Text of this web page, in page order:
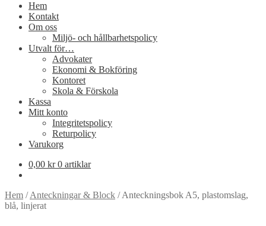
Hem
Kontakt
Om oss
Miljö- och hållbarhetspolicy
Utvalt för…
Advokater
Ekonomi & Bokföring
Kontoret
Skola & Förskola
Kassa
Mitt konto
Integritetspolicy
Returpolicy
Varukorg
0,00 kr 0 artiklar
Hem /Anteckningar & Block /Anteckningsbok A5, plastomslag,
blå, linjerat
Nödvändiga
Dessa kakor
går inte att
välja bort. De
behövs för att
hemsidan
taget ska
fungera.
Statistik